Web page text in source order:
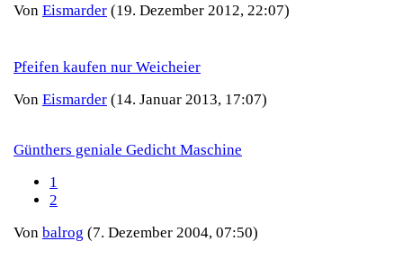
Von Eismarder (19. Dezember 2012, 22:07)
Pfeifen kaufen nur Weicheier
Von Eismarder (14. Januar 2013, 17:07)
Günthers geniale Gedicht Maschine
1
2
Von balrog (7. Dezember 2004, 07:50)